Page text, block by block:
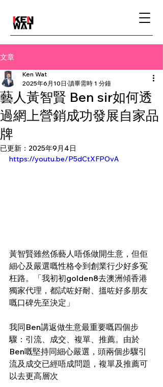
文章
藝人黃智賢 Ben sir如何透
過網上營銷成功發展自家品
牌
Ken Wat
2025年6月10日 讀畢需時 1 分鐘
已更新： 2025年9月4日
https://youtu.be/P5dCtXFPOvA
黃智賢雖然係藝人唔係做開生意，但佢
細心及嚴選嘅性格令到創業行少好多冤
枉路。「我初初golden8去澳洲傾香港
獨家代理，都試咗好耐、搵咗好多朋友
嘅口碑先至決定」
我同Ben講返做生意最重要嘅四個步
驟：引流、成交、複單、推薦。由於
Ben嘅堅持同細心嚴選，頭兩個步驟引
流及成交已經唔成問題，複單及推薦可
以去更高層次